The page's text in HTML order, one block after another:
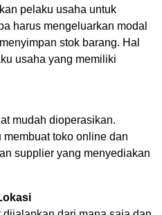
pelaku usaha untuk
harus mengeluarkan modal
stok barang. Hal
usaha yang memiliki
mudah dioperasikan.
toko online dan
supplier yang menyediakan